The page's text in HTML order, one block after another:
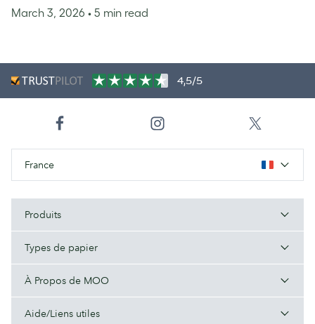
March 3, 2026 • 5 min read
4,5/5
France
Produits
Types de papier
À Propos de MOO
Aide/Liens utiles